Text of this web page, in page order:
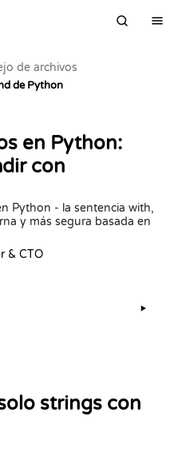
de archivos
de Python
en Python:
con
Python - la sentencia with,
y más segura basada en
& CTO
strings con
▶